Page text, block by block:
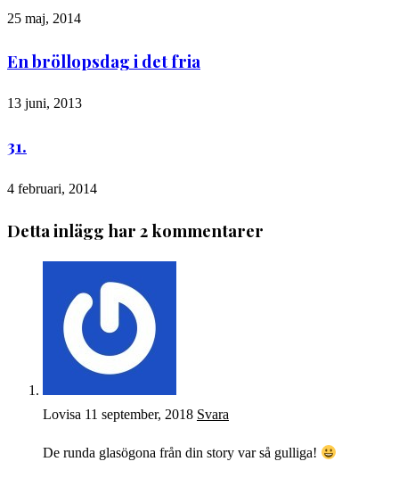
25 maj, 2014
En bröllopsdag i det fria
13 juni, 2013
31.
4 februari, 2014
Detta inlägg har 2 kommentarer
Lovisa 11 september, 2018 Svara
De runda glasögona från din story var så gulliga!